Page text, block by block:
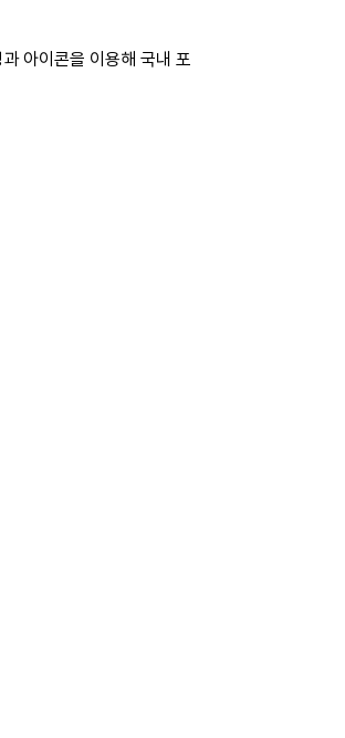
아이콘을 이용해 국내 포